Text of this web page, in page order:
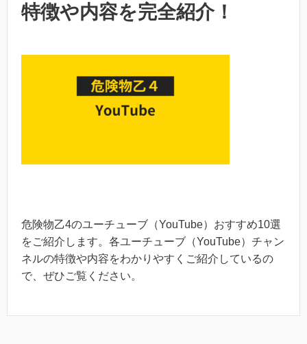
特徴や内容を完全紹介！
危険物乙4のユーチューブ（YouTube）おすすめ10選
をご紹介します。各ユーチューブ（YouTube）チャン
ネルの特徴や内容をわかりやすくご紹介しているの
で、ぜひご覧ください。